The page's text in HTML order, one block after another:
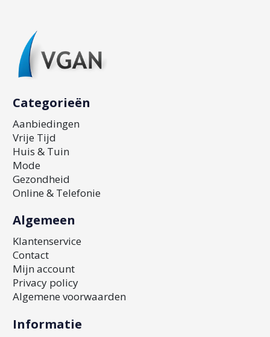
Categorieën
Aanbiedingen
Vrije Tijd
Huis & Tuin
Mode
Gezondheid
Online & Telefonie
Algemeen
Klantenservice
Contact
Mijn account
Privacy policy
Algemene voorwaarden
Informatie